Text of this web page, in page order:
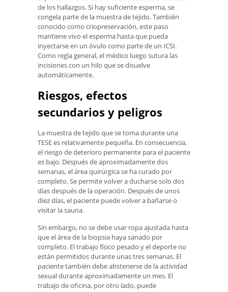
de los hallazgos. Si hay suficiente esperma, se
congela parte de la muestra de tejido. También
conocido como criopreservación, este paso
mantiene vivo el esperma hasta que pueda
inyectarse en un óvulo como parte de un ICSI.
Como regla general, el médico luego sutura las
incisiones con un hilo que se disuelve
automáticamente.
Riesgos, efectos
secundarios y peligros
La muestra de tejido que se toma durante una
TESE es relativamente pequeña. En consecuencia,
el riesgo de deterioro permanente para el paciente
es bajo. Después de aproximadamente dos
semanas, el área quirúrgica se ha curado por
completo. Se permite volver a ducharse solo dos
días después de la operación. Después de unos
diez días, el paciente puede volver a bañarse o
visitar la sauna.
Sin embargo, no se debe usar ropa ajustada hasta
que el área de la biopsia haya sanado por
completo. El trabajo físico pesado y el deporte no
están permitidos durante unas tres semanas. El
paciente también debe abstenerse de la actividad
sexual durante aproximadamente un mes. El
trabajo de oficina, por otro lado, puede